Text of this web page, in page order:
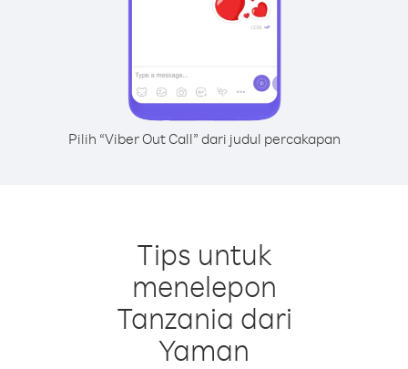
Pilih “Viber Out Call” dari judul percakapan
Tips untuk
menelepon
Tanzania dari
Yaman